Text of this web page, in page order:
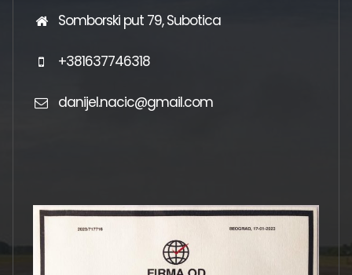
Somborski put 79, Subotica
+381637746318
danijel.nacic@gmail.com